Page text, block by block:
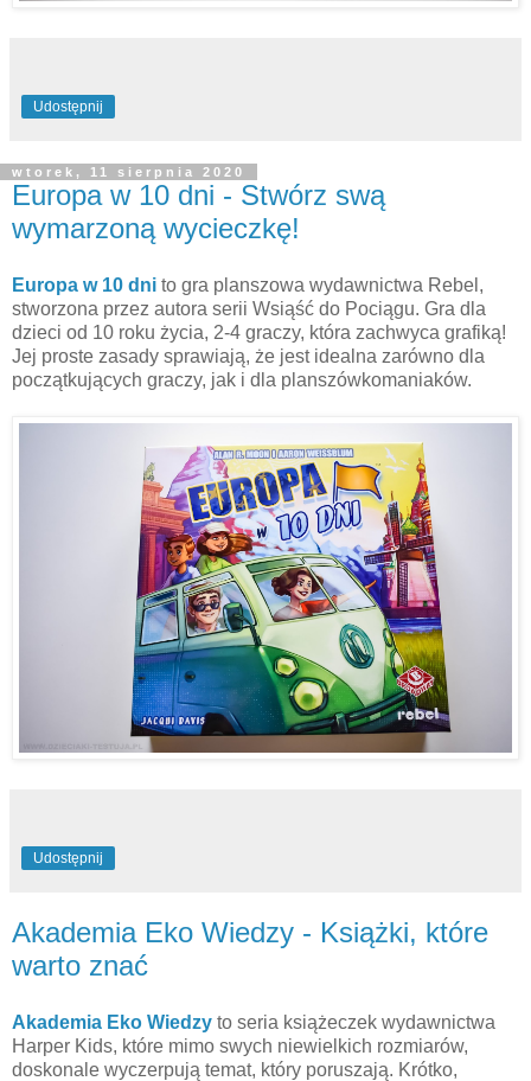
Udostępnij
wtorek, 11 sierpnia 2020
Europa w 10 dni - Stwórz swą
wymarzoną wycieczkę!
Europa w 10 dni to gra planszowa wydawnictwa Rebel,
stworzona przez autora serii Wsiąść do Pociągu. Gra dla
dzieci od 10 roku życia, 2-4 graczy, która zachwyca grafiką!
Jej proste zasady sprawiają, że jest idealna zarówno dla
początkujących graczy, jak i dla planszówkomaniaków.
Udostępnij
Akademia Eko Wiedzy - Książki, które
warto znać
Akademia Eko Wiedzy to seria książeczek wydawnictwa
Harper Kids, które mimo swych niewielkich rozmiarów,
doskonale wyczerpują temat, który poruszają. Krótko,